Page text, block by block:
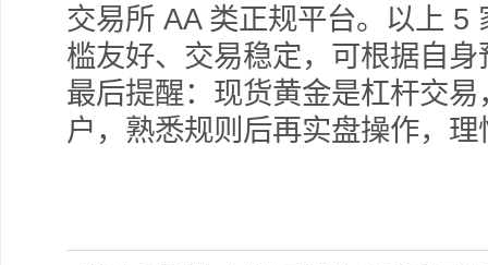
交易所 AA 类正规平台。以上 5
槛友好、交易稳定，可根据自
最后提醒：现货黄金是杠杆交
户，熟悉规则后再实盘操作，